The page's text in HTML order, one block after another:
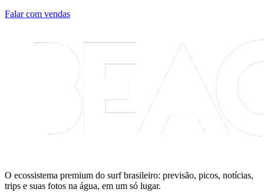
Falar com vendas
O ecossistema premium do surf brasileiro: previsão, picos, notícias,
trips e suas fotos na água, em um só lugar.